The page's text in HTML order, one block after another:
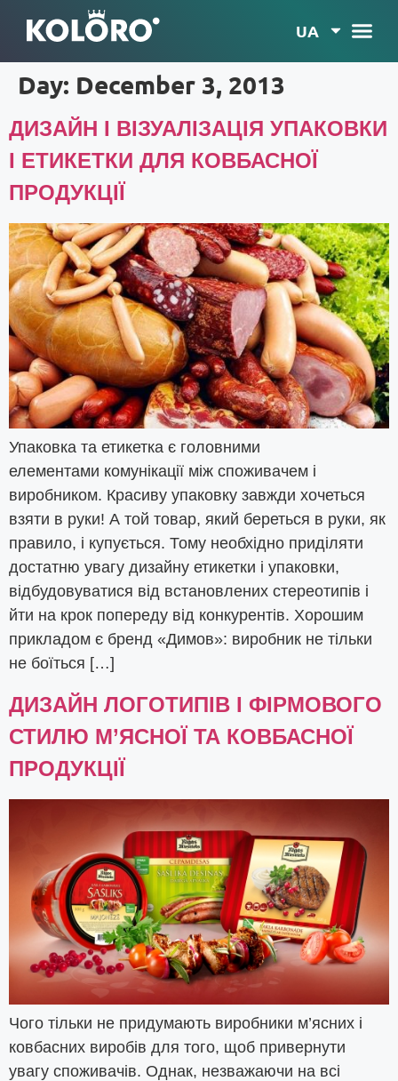
UA
Day: December 3, 2013
ДИЗАЙН І ВІЗУАЛІЗАЦІЯ УПАКОВКИ
І ЕТИКЕТКИ ДЛЯ КОВБАСНОЇ
ПРОДУКЦІЇ
Упаковка та етикетка є головними
елементами комунікації між споживачем і
виробником. Красиву упаковку завжди хочеться
взяти в руки! А той товар, який береться в руки, як
правило, і купується. Тому необхідно приділяти
достатню увагу дизайну етикетки і упаковки,
відбудовуватися від встановлених стереотипів і
йти на крок попереду від конкурентів. Хорошим
прикладом є бренд «Димов»: виробник не тільки
не боїться […]
ДИЗАЙН ЛОГОТИПІВ І ФІРМОВОГО
СТИЛЮ М’ЯСНОЇ ТА КОВБАСНОЇ
ПРОДУКЦІЇ
Чого тільки не придумають виробники м’ясних і
ковбасних виробів для того, щоб привернути
увагу споживачів. Однак, незважаючи на всі